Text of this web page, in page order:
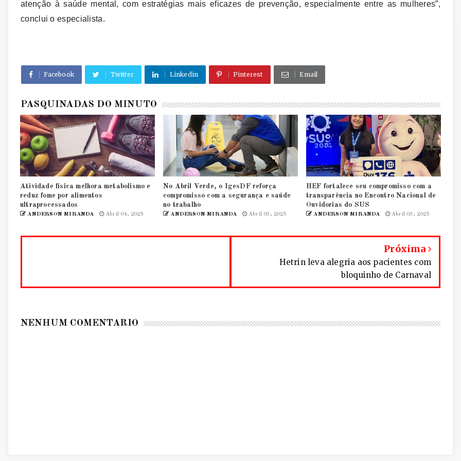
atenção à saúde mental, com estratégias mais eficazes de prevenção, especialmente entre as mulheres”,
conclui o especialista.
Facebook Twitter Linkedin Pinterest Email
PASQUINADAS DO MINUTO
Atividade física melhora metabolismo e
reduz fome por alimentos
ultraprocessados
ANDERSON MIRANDA Abril 04, 2025
No Abril Verde, o IgesDF reforça
compromisso com a segurança e saúde
no trabalho
ANDERSON MIRANDA Abril 03, 2025
HEF fortalece seu compromisso com a
transparência no Encontro Nacional de
Ouvidorias do SUS
ANDERSON MIRANDA Abril 03, 2025
Próxima
Hetrin leva alegria aos pacientes com
bloquinho de Carnaval
NENHUM COMENTÁRIO